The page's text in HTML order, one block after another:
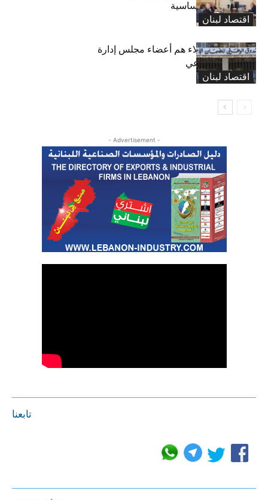
اقتصاد لبنان
واستثناء لمواد أساسية
اقتصاد لبنان
بعد 19 عاماً: هؤلاء هم أعضاء مجلس إدارة
الضمان الاجتماعي
- Advertisement -
تابعنا